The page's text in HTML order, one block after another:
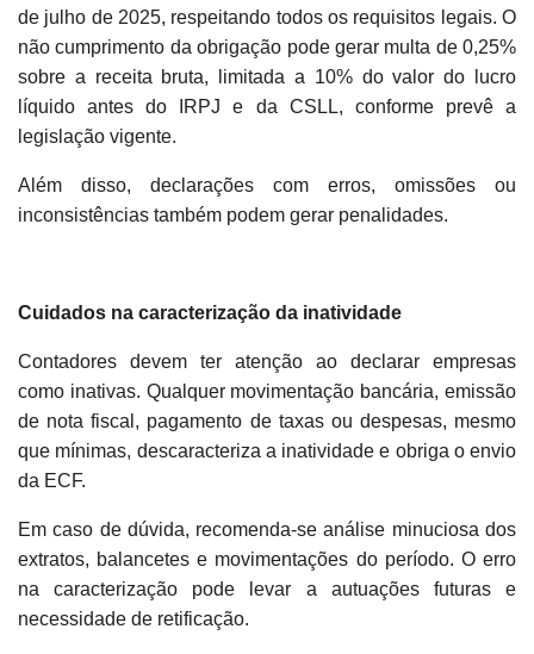
de julho de 2025, respeitando todos os requisitos legais. O
não cumprimento da obrigação pode gerar multa de 0,25%
sobre a receita bruta, limitada a 10% do valor do lucro
líquido antes do IRPJ e da CSLL, conforme prevê a
legislação vigente.
Além disso, declarações com erros, omissões ou
inconsistências também podem gerar penalidades.
Cuidados na caracterização da inatividade
Contadores devem ter atenção ao declarar empresas
como inativas. Qualquer movimentação bancária, emissão
de nota fiscal, pagamento de taxas ou despesas, mesmo
que mínimas, descaracteriza a inatividade e obriga o envio
da ECF.
Em caso de dúvida, recomenda-se análise minuciosa dos
extratos, balancetes e movimentações do período. O erro
na caracterização pode levar a autuações futuras e
necessidade de retificação.